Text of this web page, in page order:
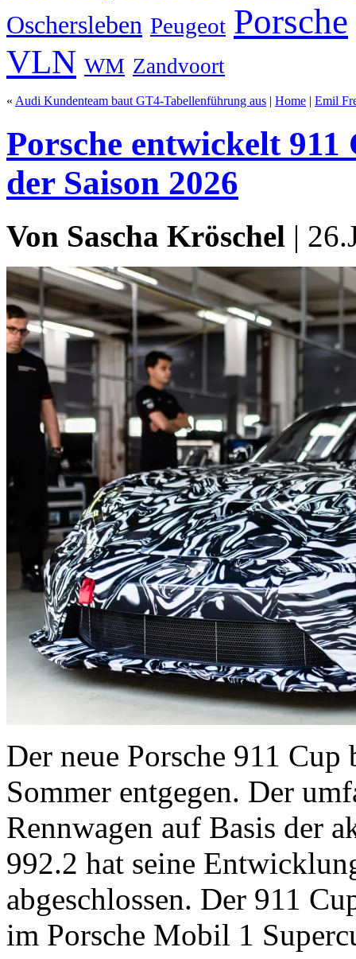
Oschersleben Peugeot Porsche
VLN WM Zandvoort
« Audi Kundenteam baut GT4-Tabellenführung aus | Home | Emil
Porsche entwickelt
der Saison 2026
Von Sascha Kröschel |
Der neue Porsche 911
Sommer entgegen. Der
Rennwagen auf Basis der
992.2 hat seine
abgeschlossen. Der 911
im Porsche Mobil 1